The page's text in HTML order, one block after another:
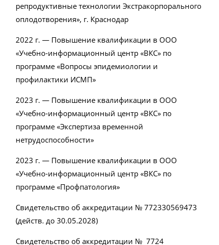
репродуктивные технологии Экстракорпорального
оплодотворения», г. Краснодар
2022 г. — Повышение квалификации в ООО
«Учебно-информационный центр «ВКС» по
программе «Вопросы эпидемиологии и
профилактики ИСМП»
2023 г. — Повышение квалификации в ООО
«Учебно-информационный центр «ВКС» по
программе «Экспертиза временной
нетрудоспособности»
2023 г. — Повышение квалификации в ООО
«Учебно-информационный центр «ВКС» по
программе «Профпатология»
Свидетельство об аккредитации № 772330569473
(действ. до 30.05.2028)
Свидетельство об аккредитации № 7724